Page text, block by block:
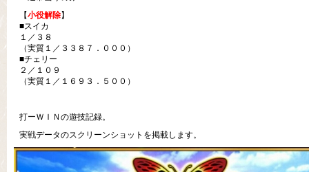
【小役解除】
■スイカ
１／３８
（実質１／３３８７．０００）
■チェリー
２／１０９
（実質１／１６９３．５００）
打ーＷＩＮの遊技記録。
実戦データのスクリーンショットを掲載します。